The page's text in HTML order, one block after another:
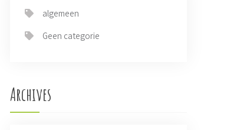
algemeen
Geen categorie
Archives